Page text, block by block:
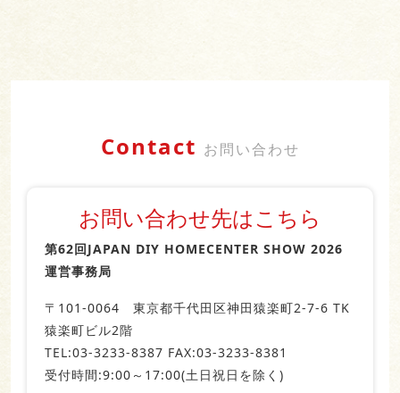
Contact お問い合わせ
お問い合わせ先はこちら
第62回JAPAN DIY HOMECENTER SHOW 2026
運営事務局
〒101‐0064 東京都千代田区神田猿楽町2-7-6 TK
猿楽町ビル2階
TEL:03-3233-8387 FAX:03-3233-8381
受付時間:9:00～17:00(土日祝日を除く)